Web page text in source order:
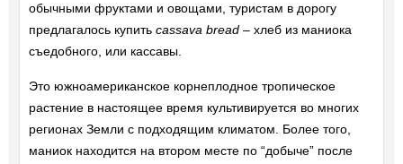
обычными фруктами и овощами, туристам в дорогу
предлагалось купить cassava bread– хлеб из маниока
съедобного, или кассавы.
Это южноамериканское корнеплодное тропическое
растение в настоящее время культивируется во многих
регионах Земли с подходящим климатом. Более того,
маниок находится на втором месте по “добыче” после